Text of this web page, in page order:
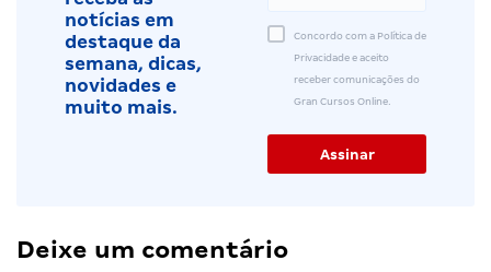
notícias em
destaque da
semana, dicas,
novidades e
muito mais.
Concordo com a Política de
Privacidade e aceito
receber comunicações do
Gran Cursos Online.
Deixe um comentário